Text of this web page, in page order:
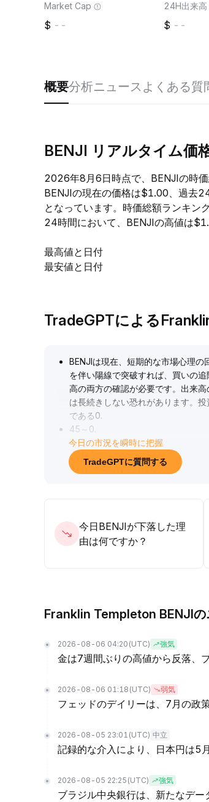
Market Cap
--
24H出来高
--
概要分析ニュースよくある質
BENJI リアルタイム価
2026年8月6日時点で、BENJIの時
BENJIの現在の価格は$1.00、過
となっています。時価総額ランキ
24時間において、BENJIの高値は
最高値と日付
最安値と日付
TradeGPTによる
BENJIは現在、短期的な市場心理
を伴い陽線で突破すれば、買いの
高の両方の確認が必要です。出来
は長続きしない恐れがあります。
である0.
45～0
49ゾーンの安定定着や売り圧力の
ブレイクアウトを待ってから投資
今日の市況を瞬時に把握
TradeGPTに質問する
今日BENJIが下落した理
由は何ですか？
Franklin Templeton BENJIの
2026-08-06 04:20 (UTC) 強気
金は7週間ぶりの高値から反落、
2026-08-06 01:18 (UTC) 弱気
フェッドのデイリーは、7月の政
2026-08-05 23:01 (UTC) 中立
記録的な介入により、日本円は5
2026-08-05 22:25 (UTC) 強気
ブラジル中央銀行は、新たなデー